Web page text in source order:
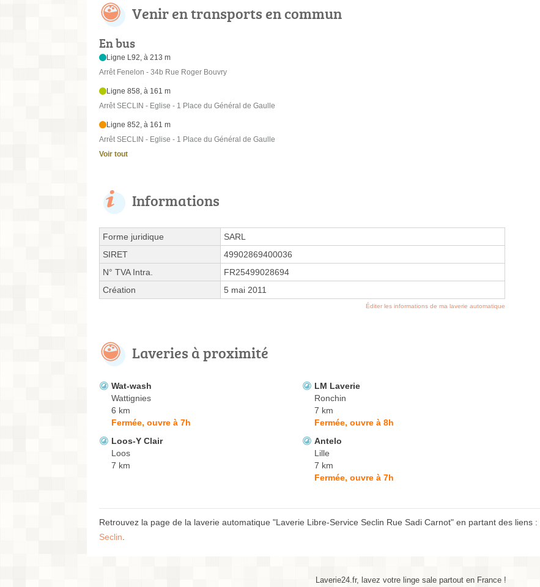
Venir en transports en commun
En bus
Ligne L92, à 213 m
Arrêt Fenelon - 34b Rue Roger Bouvry
Ligne 858, à 161 m
Arrêt SECLIN - Eglise - 1 Place du Général de Gaulle
Ligne 852, à 161 m
Arrêt SECLIN - Eglise - 1 Place du Général de Gaulle
Voir tout
Informations
Forme juridique
SARL
SIRET
49902869400036
N° TVA Intra.
FR25499028694
Création
5 mai 2011
Éditer les informations de ma laverie automatique
Laveries à proximité
Wat-wash
Wattignies
6 km
Fermée, ouvre à 7h
LM Laverie
Ronchin
7 km
Fermée, ouvre à 8h
Loos-Y Clair
Loos
7 km
Antelo
Lille
7 km
Fermée, ouvre à 7h
Retrouvez la page de la laverie automatique "Laverie Libre-Service Seclin Rue Sadi Carnot" en partant des liens :
Seclin.
Laverie24.fr, lavez votre linge sale partout en France !